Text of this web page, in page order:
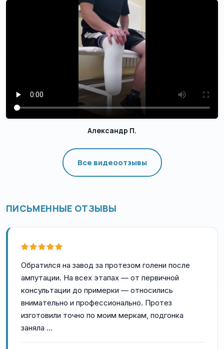
Александр П.
Все видеоотзывы
ПИСЬМЕННЫЕ ОТЗЫВЫ
Обратился на завод за протезом голени после
ампутации. На всех этапах — от первичной
консультации до примерки — относились
внимательно и профессионально. Протез
изготовили точно по моим меркам, подгонка
заняла …